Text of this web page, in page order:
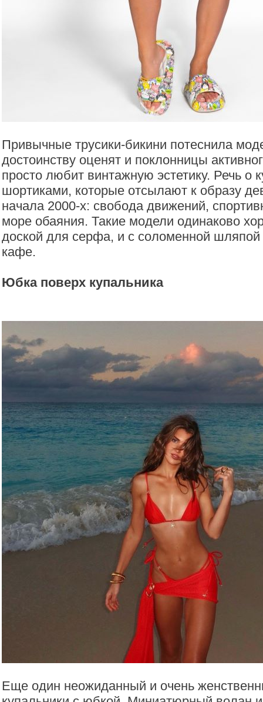
Привычные трусики-бикини потеснила
достоинству оценят и поклонницы
просто любит винтажную эстетику. Речь о
шортиками, которые отсылают к образу
начала 2000-х: свобода движений,
море обаяния. Такие модели одинаково
доской для серфа, и с соломенной
кафе.
Юбка поверх купальника
Еще один неожиданный и очень